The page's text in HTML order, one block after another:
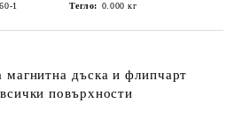
1 Тегло: 0.000 кг
магнитна дъска и флипчарт
повърхности